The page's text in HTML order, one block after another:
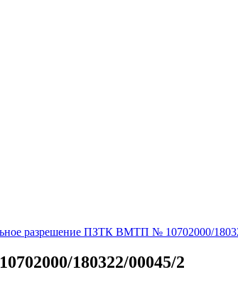
разрешение ПЗТК ВМТП № 10702000/
180322/00045/2